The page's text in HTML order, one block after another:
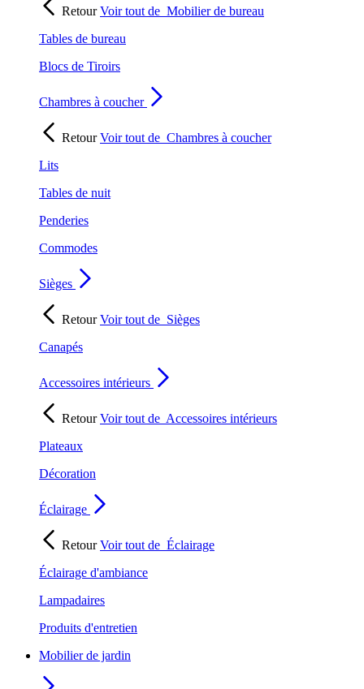
RetourVoir tout de Mobilier de bureau
Tables de bureau
Blocs de Tiroirs
Chambres à coucher
RetourVoir tout de Chambres à coucher
Lits
Tables de nuit
Penderies
Commodes
Sièges
RetourVoir tout de Sièges
Canapés
Accessoires intérieurs
RetourVoir tout de Accessoires intérieurs
Plateaux
Décoration
Éclairage
RetourVoir tout de Éclairage
Éclairage d'ambiance
Lampadaires
Produits d'entretien
Mobilier de jardin